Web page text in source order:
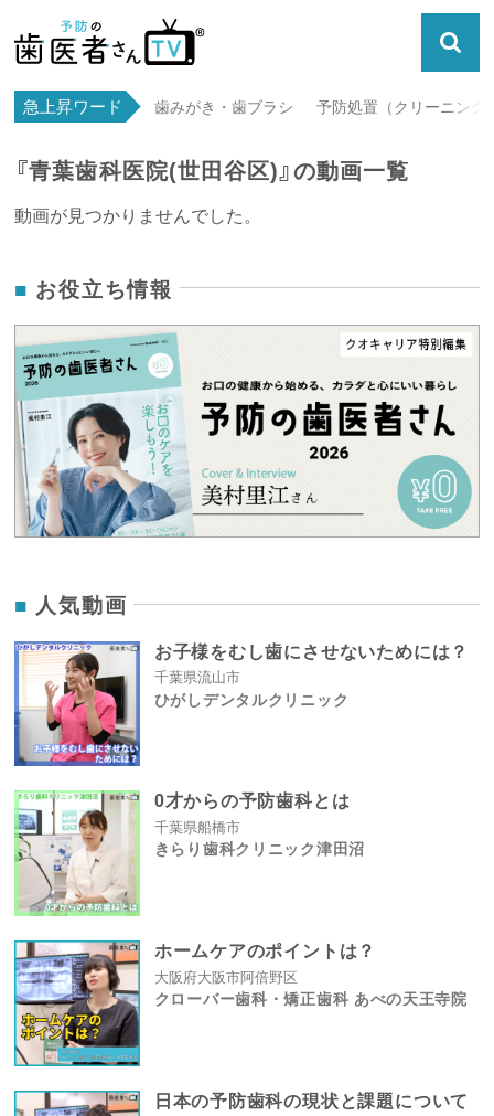
急上昇ワード 歯みがき・歯ブラシ 予防処置（クリーニング
『青葉歯科医院(世田谷区)』の動画一覧
動画が見つかりませんでした。
お役立ち情報
人気動画
お子様をむし歯にさせないためには？
千葉県流山市
ひがしデンタルクリニック
0才からの予防歯科とは
千葉県船橋市
きらり歯科クリニック津田沼
ホームケアのポイントは？
大阪府大阪市阿倍野区
クローバー歯科・矯正歯科 あべの天王寺院
日本の予防歯科の現状と課題について